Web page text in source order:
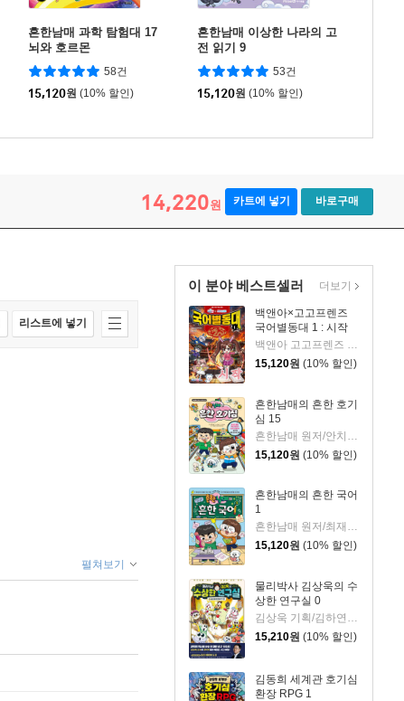
흔한남매 과학 탐험대 17
뇌와 호르몬
58건
15,120원 (10% 할인)
흔한남매 이상한 나라의 고
전 읽기 9
53건
15,120원 (10% 할인)
14,220원 카트에 넣기 바로구매
이 분야 베스트셀러
백앤아×고고프렌즈
국어별동대 1 : 시작
백앤아 고고프렌즈 원저/한바리 글/정수영 그림/김선 감수
15,120원 (10% 할인)
흔한남매의 흔한 호기
심 15
흔한남매 원저/안치현 글/유난희 그림/이정모,흔한컴퍼니 감수
15,120원 (10% 할인)
흔한남매의 흔한 국어
1
흔한남매 원저/최재연 글/도니패밀리 그림
15,120원 (10% 할인)
물리박사 김상욱의 수
상한 연구실 0
김상욱 기획/김하연 글/정순규 그림
15,210원 (10% 할인)
김동희 세계관 호기심
환장 RPG 1
더보기
리스트에 넣기
펼쳐보기